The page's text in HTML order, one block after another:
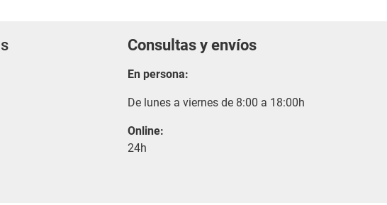
Consultas y envíos
En persona:
De lunes a viernes de 8:00 a 18:00h
Online:
24h